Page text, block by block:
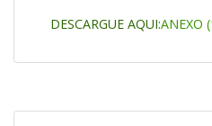
DESCARGUE AQUI:ANEXO